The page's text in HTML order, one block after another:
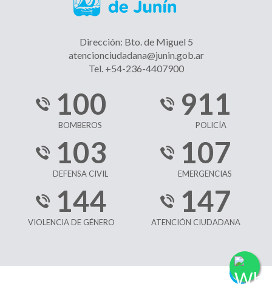
Dirección: Bto. de Miguel 5
atencionciudadana@junin.gob.ar
Tel. +54-236-4407900
100
BOMBEROS
911
POLICÍA
103
DEFENSA CIVIL
107
EMERGENCIAS
144
VIOLENCIA DE GÉNERO
147
ATENCIÓN CIUDADANA